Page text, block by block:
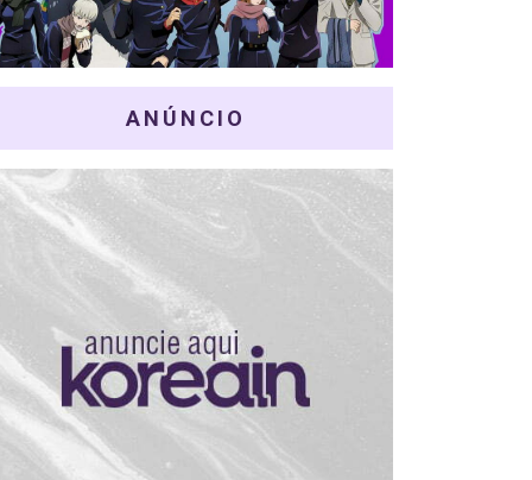
ANÚNCIO